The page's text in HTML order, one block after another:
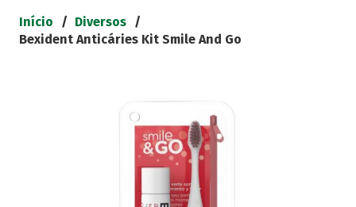
Início / Diversos /
Bexident Anticáries Kit Smile And Go